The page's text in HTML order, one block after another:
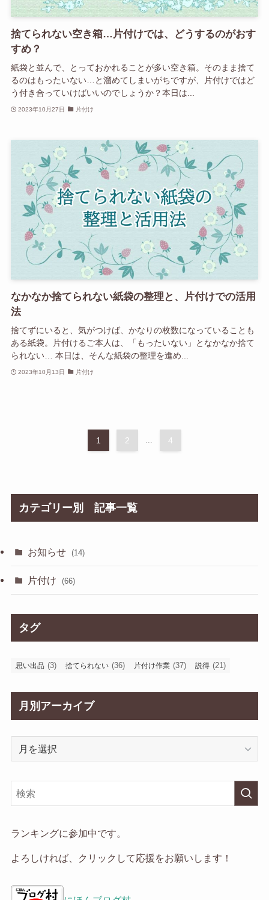
捨てられない空き箱…片付けでは、どうするのがおす
すめ？
紙袋と並んで、とっておかれることが多い空き箱。そのまま捨て
るのはもったいない…と溜めてしまいがちですが、片付けではど
う付き合っていけばいいのでしょうか？本日は...
2023年10月27日 片付け
なかなか捨てられない紙袋の整理と、片付けでの活用
法
捨てずにいると、気がつけば、かなりの枚数になっていることも
ある紙袋。片付けるご本人は、「もったいない」となかなか捨て
られない… 本日は、そんな紙袋の整理を進め...
2023年10月13日 片付け
1 2 ... 4
カテゴリー別 記事一覧
お知らせ (14)
片付け (66)
タグ
思い出品 (3) 捨てられない (36) 片付け作業 (37) 説得 (21)
月別アーカイブ
ー
カ
ブ
ランキングに参加中です。
よろしければ、クリックして応援をお願いします！